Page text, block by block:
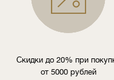
Скидки до 20% при
от 5000 рублей